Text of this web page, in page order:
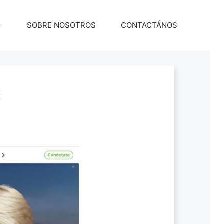
SOBRE NOSOTROS CONTACTÁNOS